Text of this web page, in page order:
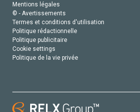
Mentions légales
© - Avertissements
Termes et conditions d'utilisation
Politique rédactionnelle
Politique publicitaire
Cookie settings
Politique de la vie privée